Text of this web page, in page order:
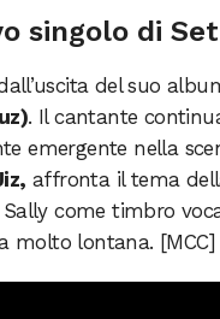
singolo di
del suo
. Il cantante
emergente nella
affronta il tema
come timbro
molto lontana. [MCC]